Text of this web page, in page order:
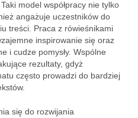
. Taki model współpracy nie tylko
angażuje uczestników do
treści. Praca z rówieśnikami
inspirowanie się oraz
i cudze pomysły. Wspólne
rezultaty, gdyż
często prowadzi do bardziej
się do rozwijania